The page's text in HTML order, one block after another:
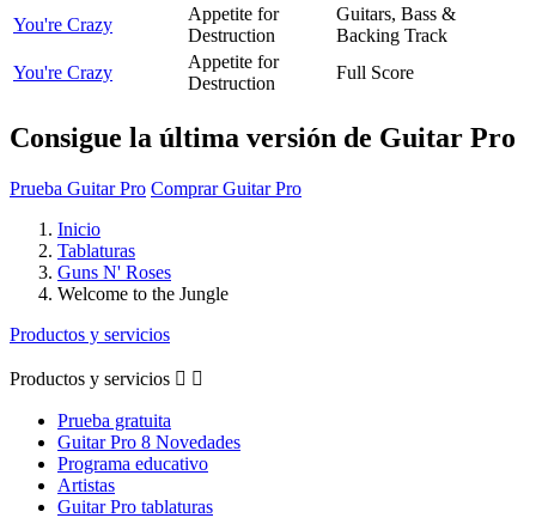
You're Crazy
Appetite for
Destruction
Guitars, Bass &
Backing Track
You're Crazy
Appetite for
Destruction
Full Score
Consigue la última versión de Guitar Pro
Prueba Guitar Pro Comprar Guitar Pro
Inicio
Tablaturas
Guns N' Roses
Welcome to the Jungle
Productos y servicios
Productos y servicios  
Prueba gratuita
Guitar Pro 8 Novedades
Programa educativo
Artistas
Guitar Pro tablaturas